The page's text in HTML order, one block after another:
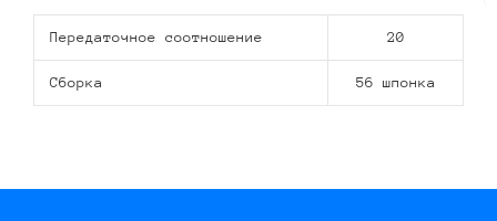
Передаточное соотношение 20
Сборка 56 шпонка